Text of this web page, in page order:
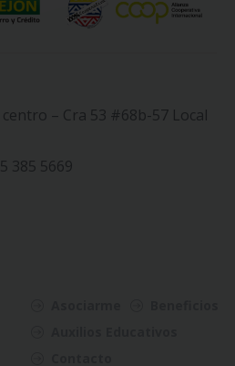
centro – Cra 53 #68b-57 Local
385 5669